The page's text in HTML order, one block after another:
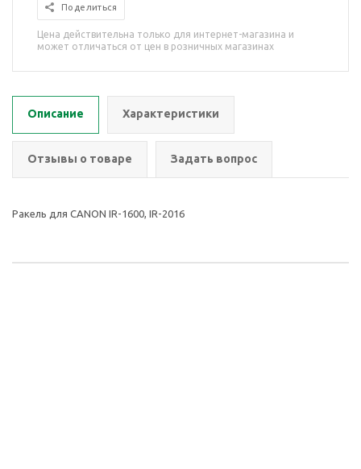
Поделиться
Цена действительна только для интернет-магазина и
может отличаться от цен в розничных магазинах
Описание Характеристики
Отзывы о товаре Задать вопрос
Ракель для CANON IR-1600, IR-2016